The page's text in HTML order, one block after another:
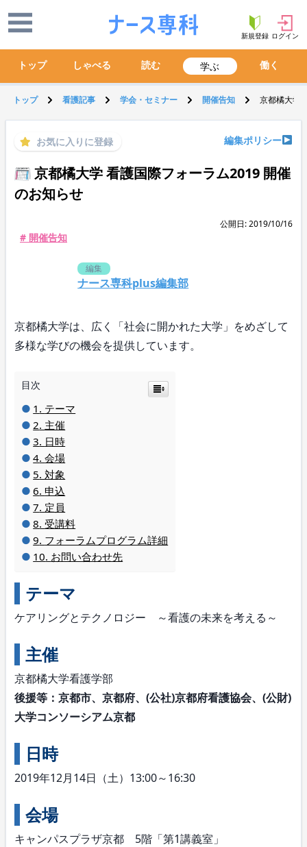
新規登録 ログイン
トップ しゃべる 読む 学ぶ 働く
トップ 看護記事 学会・セミナー 開催告知 京都橘大学
お気に入りに登録 編集ポリシー
京都橘大学 看護国際フォーラム2019 開催
のお知らせ
公開日: 2019/10/16
# 開催告知
編集
ナース専科plus編集部
京都橘大学は、広く「社会に開かれた大学」をめざして
多様な学びの機会を提供しています。
目次
テーマ
主催
日時
会場
対象
申込
定員
受講料
フォーラムプログラム詳細
お問い合わせ先
テーマ
ケアリングとテクノロジー ～看護の未来を考える～
主催
京都橘大学看護学部
後援等：京都市、京都府、(公社)京都府看護協会、(公財)
大学コンソーシアム京都
日時
2019年12月14日（土）13:00～16:30
会場
キャンパスプラザ京都 5階「第1講義室」